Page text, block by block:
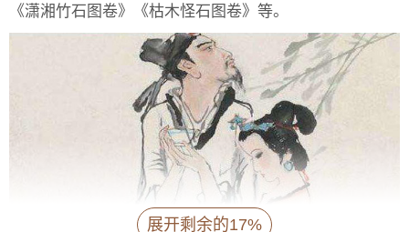
《潇湘竹石图卷》《枯木怪石图卷》等。
展开剩余的17%